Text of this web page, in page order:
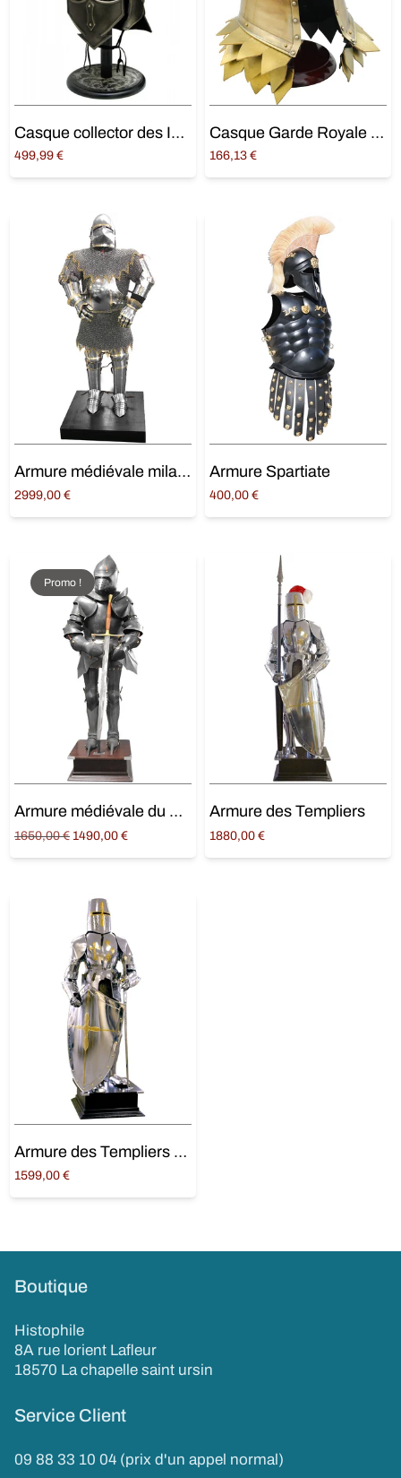
Casque collector des Immaculés dans Le Trône de Fer
499,99 €
Ajouter au panier
Casque Garde Royale « Game Of Throne »
166,13 €
Lire la suite
Armure médiévale milanaise de Churburg
2999,00 €
Ajouter au panier
Armure Spartiate
400,00 €
Ajouter au panier
Promo !
Armure médiévale du Chevalier Noir (décoration)
1650,00€ Original
1490,00 €Current
Lire la suite
Armure des Templiers
1880,00 €
Ajouter au panier
Armure des Templiers avec Épée
1599,00 €
Ajouter au panier
Boutique
Histophile
8A rue lorient Lafleur
18570 La chapelle saint ursin
Service Client
09 88 33 10 04 (prix d'un appel normal)